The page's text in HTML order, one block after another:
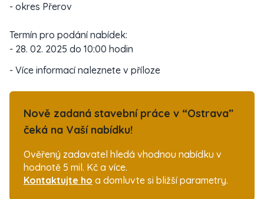
- okres Přerov
Termín pro podání nabídek:
- 28. 02. 2025 do 10:00 hodin
- Více informací naleznete v příloze
Nově zadaná stavební práce v “Ostrava”
čeká na Vaší nabídku!
Ověřený zadavatel hledá vhodnou nabídku v
hodnotě 5 mil. Kč a více.
Kontaktujte ho a domluvte si bližší parametry.